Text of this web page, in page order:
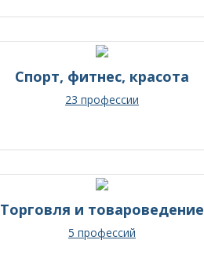
Спорт, фитнес, красота
23 профессии
Торговля и товароведение
5 профессий